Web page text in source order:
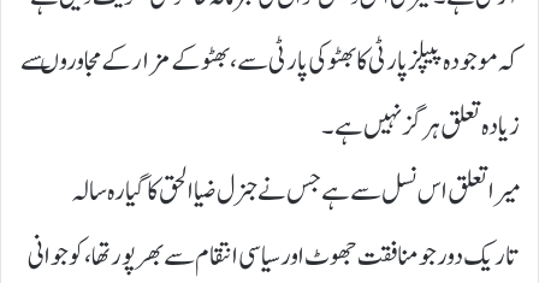
کہ موجودہ پیپلز پارٹی کا بھٹو کی پارٹی سے ،بھٹو کے مزار کے مجاوروںسے
زیادہ تعلق ہرگز نہیں ہے۔
میرا تعلق اس نسل سے ہے جس نے جنرل ضیاالحق کا گیارہ سالہ
تاریک دور جو منافقت جھوٹ اور سیاسی انتقام سے بھرپور تھا، کو جوانی